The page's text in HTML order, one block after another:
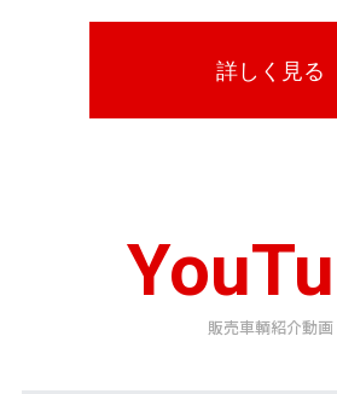
販売車輌紹介動画